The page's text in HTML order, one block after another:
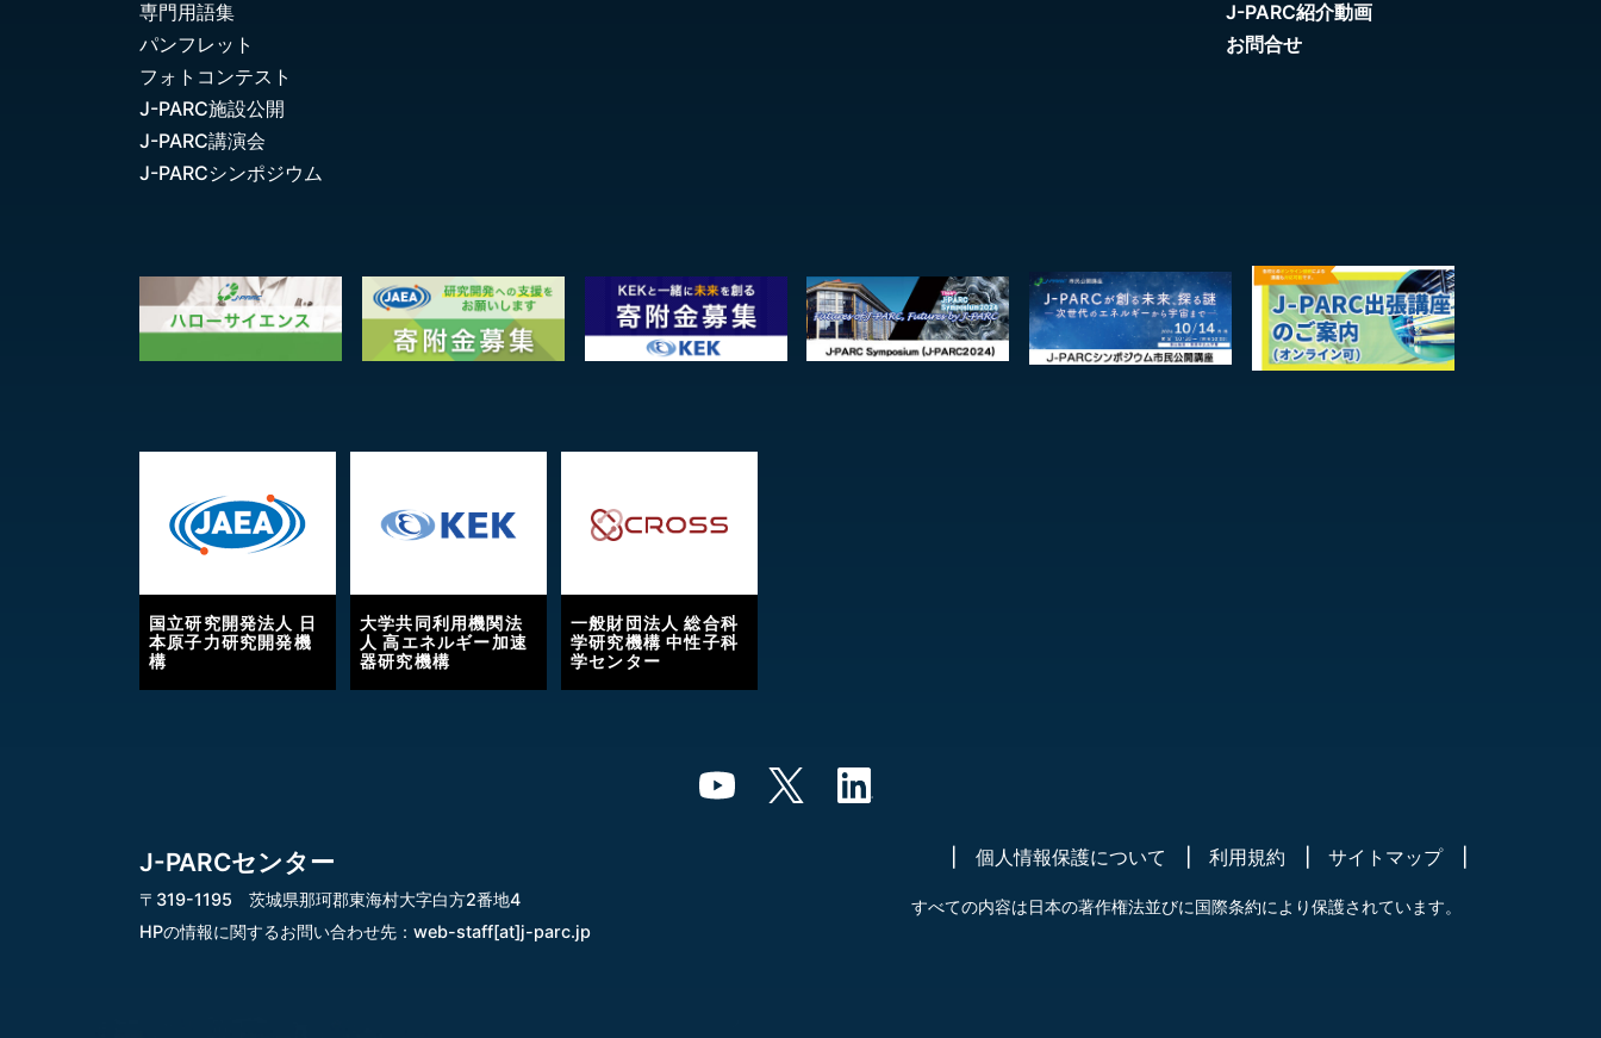
専門用語集
パンフレット
フォトコンテスト
J-PARC施設公開
J-PARC講演会
J-PARCシンポジウム
J-PARC紹介動画
お問合せ
国立研究開発法人 日
本原子力研究開発機
構
大学共同利用機関法
人 高エネルギー加速
器研究機構
一般財団法人 総合科
学研究機構 中性子科
学センター
J-PARCセンター
〒319-1195 茨城県那珂郡東海村大字白方2番地4
HPの情報に関するお問い合わせ先： web-staff[at]j-parc.jp
個人情報保護について 利用規約 サイトマップ
すべての内容は日本の著作権法並びに国際条約により保護されています。